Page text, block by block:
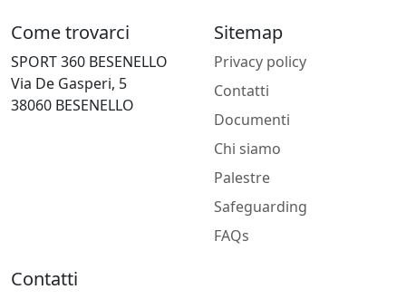
Come trovarci
SPORT 360 BESENELLO
Via De Gasperi, 5
38060 BESENELLO
Sitemap
Privacy policy
Contatti
Documenti
Chi siamo
Palestre
Safeguarding
FAQs
Contatti